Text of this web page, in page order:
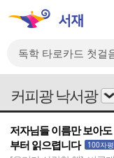
커피광 낙서광
저자님들 이름만 보아
부터 읽으렵니다
100자평